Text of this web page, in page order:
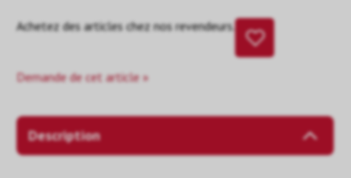
Achetez des articles chez nos revendeurs.
Demande de cet article »
Description